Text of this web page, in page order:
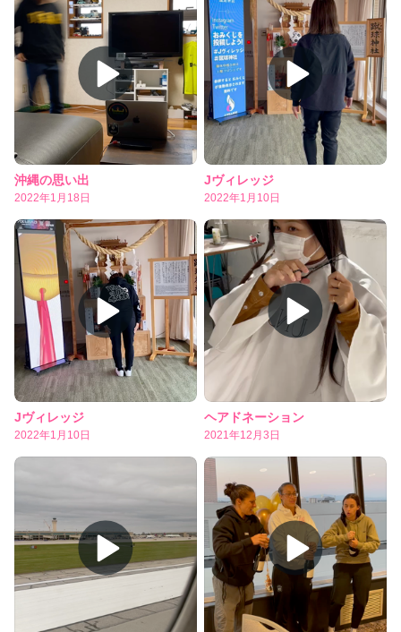
沖縄の思い出
2022年1月18日
Jヴィレッジ
2022年1月10日
Jヴィレッジ
2022年1月10日
ヘアドネーション
2021年12月3日